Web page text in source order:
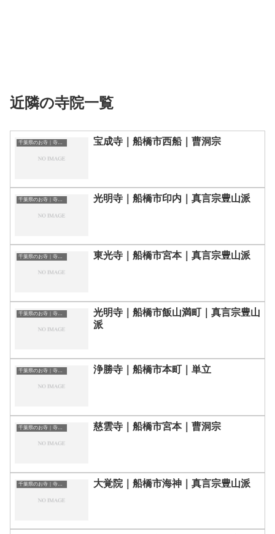
近隣の寺院一覧
千葉県のお寺｜寺院一覧 宝成寺｜船橋市西船｜曹洞宗
千葉県のお寺｜寺院一覧 光明寺｜船橋市印内｜真言宗豊山派
千葉県のお寺｜寺院一覧 東光寺｜船橋市宮本｜真言宗豊山派
千葉県のお寺｜寺院一覧
光明寺｜船橋市飯山満町｜真言宗豊山
派
千葉県のお寺｜寺院一覧 浄勝寺｜船橋市本町｜単立
千葉県のお寺｜寺院一覧 慈雲寺｜船橋市宮本｜曹洞宗
千葉県のお寺｜寺院一覧 大覚院｜船橋市海神｜真言宗豊山派